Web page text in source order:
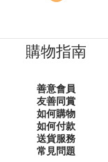
購物指南
善意會員
友善同賞
如何購物
如何付款
送貨服務
常見問題